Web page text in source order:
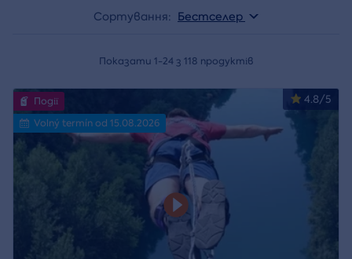
Сортування: Бестселер
Показати 1-24 з 118 продуктів
4.8/5
Події
Volný termín od 15.08.2026